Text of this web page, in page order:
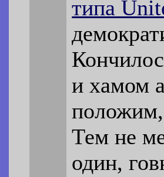
типа
и хамом
положим,
Тем не
один,